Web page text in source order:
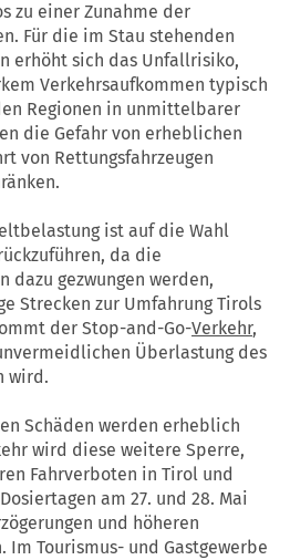
zu einer Zunahme der
Für die im Stau stehenden
erhöht sich das Unfallrisiko,
Verkehrsaufkommen typisch
Regionen in unmittelbarer
die Gefahr von erheblichen
von Rettungsfahrzeugen
ist auf die Wahl
da die
dazu gezwungen werden,
Strecken zur Umfahrung Tirols
der Stop-and-Go-Verkehr,
Überlastung des
wird.
Schäden werden erheblich
wird diese weitere Sperre,
Fahrverboten in Tirol und
am 27. und 28. Mai
und höheren
Im Tourismus- und Gastgewerbe